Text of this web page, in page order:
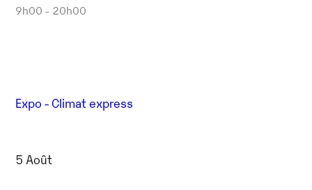
9h00 - 20h00
Expo - Climat express
5 Août